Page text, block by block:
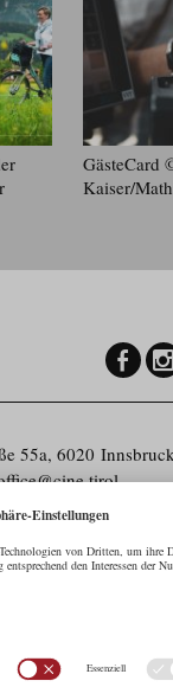
GästeCard
Kaiser/​
55a, 6020 Innsbruck